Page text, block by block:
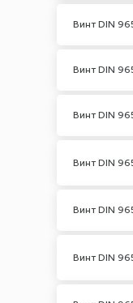
Винт DIN
Винт DIN
Винт DIN
Винт DIN
Винт DIN
Винт DIN